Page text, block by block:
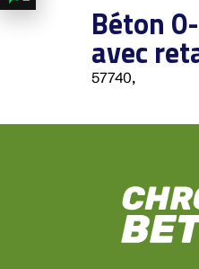
Béton
avec
57740,